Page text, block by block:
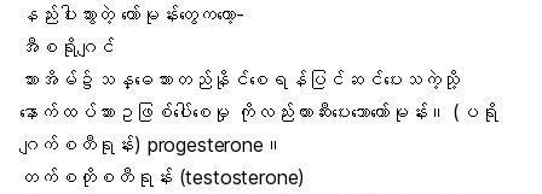
နည်းပါးသွားတဲ့ ဟော်မုန်းတွေကတော့-
အီစရိုဂျင်
သားအိမ်၌သန္ဓေသားတည်နိုင်စေရန်ပြင်ဆင်ပေးသကဲ့သို့
နောက်ထပ်သားဥဖြစ်ပေါ်စေမှု ကိုလည်းတားဆီးပေးသောဟော်မုန်း။ (ပရို
ဂျက်စတီရုန်း) progesterone။
တက်စတိုစတီရုန်း (testosterone)